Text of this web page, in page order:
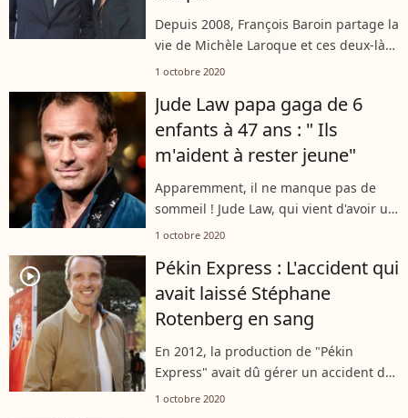
Depuis 2008, François Baroin partage la
vie de Michèle Laroque et ces deux-là
semblent avoir trouvé un bel équilibre
L'homme politique de droite est...
1 octobre 2020
Jude Law papa gaga de 6
enfants à 47 ans : " Ils
m'aident à rester jeune"
Apparemment, il ne manque pas de
sommeil ! Jude Law, qui vient d'avoir un
nouvel enfant, évoque la paternité
dire qu'il a des années d'expérience...
1 octobre 2020
player2
Pékin Express : L'accident qui
avait laissé Stéphane
Rotenberg en sang
En 2012, la production de "Pékin
Express" avait dû gérer un accident de
la route. Stéphane Rotenberg avait
1 octobre 2020